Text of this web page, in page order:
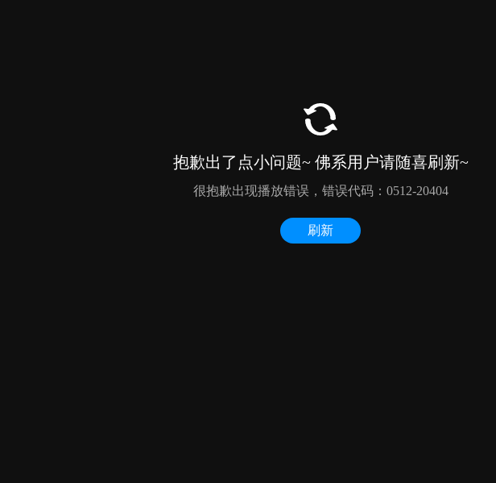
抱歉出了点小问题~ 佛系用户请随喜刷新~
很抱歉出现播放错误，错误代码：0512-20404
刷新